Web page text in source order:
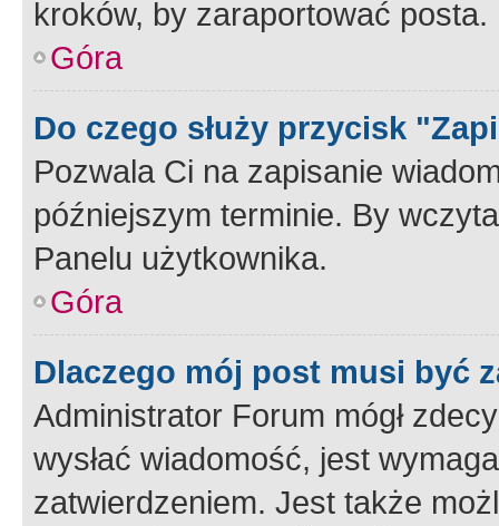
kroków, by zaraportować posta.
Góra
Do czego służy przycisk
Pozwala Ci na zapisanie
późniejszym terminie. By
Panelu użytkownika.
Góra
Dlaczego mój post musi być
Administrator Forum mógł
wysłać wiadomość, jest
zatwierdzeniem. Jest także